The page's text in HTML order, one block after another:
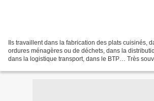
Ils travaillent dans la fabrication des plats cuisinés,
ordures ménagères ou de déchets, dans la
dans la logistique transport, dans le BTP… Très